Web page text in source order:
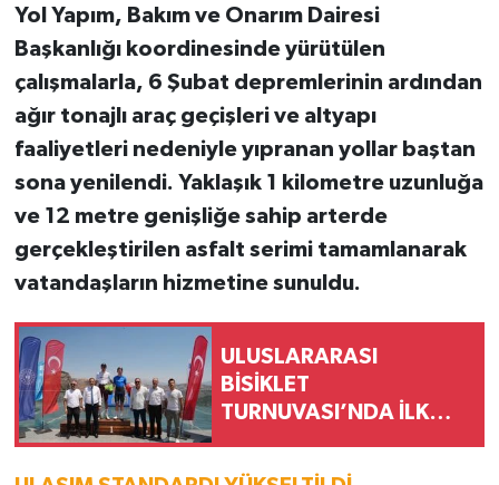
Yol Yapım, Bakım ve Onarım Dairesi
Başkanlığı koordinesinde yürütülen
çalışmalarla, 6 Şubat depremlerinin ardından
ağır tonajlı araç geçişleri ve altyapı
faaliyetleri nedeniyle yıpranan yollar baştan
sona yenilendi. Yaklaşık 1 kilometre uzunluğa
ve 12 metre genişliğe sahip arterde
gerçekleştirilen asfalt serimi tamamlanarak
vatandaşların hizmetine sunuldu.
ULUSLARARASI
BİSİKLET
TURNUVASI’NDA İLK
TAMAMLANDI